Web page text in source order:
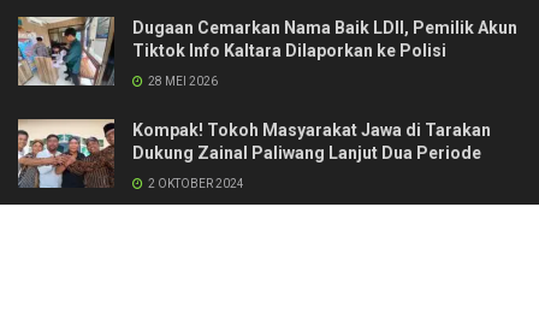
Dugaan Cemarkan Nama Baik LDII, Pemilik Akun
Tiktok Info Kaltara Dilaporkan ke Polisi
28 MEI 2026
Kompak! Tokoh Masyarakat Jawa di Tarakan
Dukung Zainal Paliwang Lanjut Dua Periode
2 OKTOBER 2024